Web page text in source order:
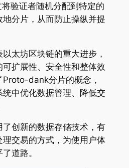
验证者随机分配到特定的
分片，从而防止操纵并提
太坊区块链的重大进步，
扩展性、安全性和整体效
dank分片的概念，
中优化数据管理、降低交
创新的数据存储技术，有
交易的方式，为使用户体
道路。